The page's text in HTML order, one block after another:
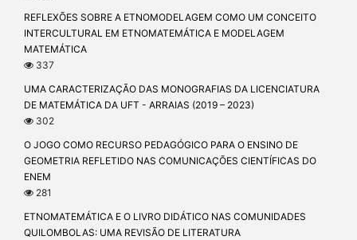
REFLEXÕES SOBRE A ETNOMODELAGEM COMO UM CONCEITO
INTERCULTURAL EM ETNOMATEMÁTICA E MODELAGEM
MATEMÁTICA
337
UMA CARACTERIZAÇÃO DAS MONOGRAFIAS DA LICENCIATURA
DE MATEMÁTICA DA UFT - ARRAIAS (2019 – 2023)
302
O JOGO COMO RECURSO PEDAGÓGICO PARA O ENSINO DE
GEOMETRIA REFLETIDO NAS COMUNICAÇÕES CIENTÍFICAS DO
ENEM
281
ETNOMATEMÁTICA E O LIVRO DIDÁTICO NAS COMUNIDADES
QUILOMBOLAS: UMA REVISÃO DE LITERATURA